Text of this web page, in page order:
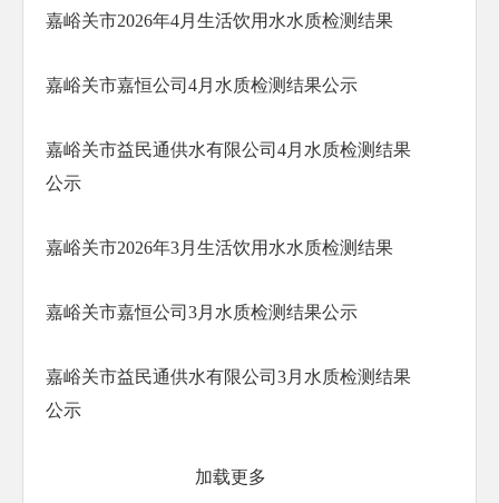
嘉峪关市2026年4月生活饮用水水质检测结果
嘉峪关市嘉恒公司4月水质检测结果公示
嘉峪关市益民通供水有限公司4月水质检测结果
公示
嘉峪关市2026年3月生活饮用水水质检测结果
嘉峪关市嘉恒公司3月水质检测结果公示
嘉峪关市益民通供水有限公司3月水质检测结果
公示
加载更多